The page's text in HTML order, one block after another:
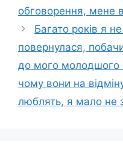
обговорення, мене
Багато років я
повернулася,
до мого молодшого
чому вони на
люблять, я мало не